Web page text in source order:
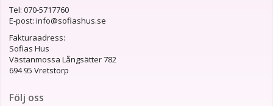
Tel: 070-5717760
E-post: info@sofiashus.se
Fakturaadress:
Sofias Hus
Västanmossa Långsätter 782
694 95 Vretstorp
Följ oss